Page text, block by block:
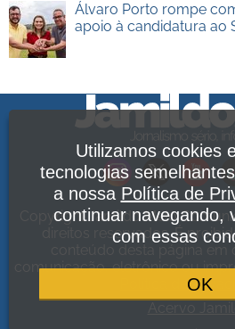
Álvaro Porto rompe
apoio à candidatura ao
Copyright Jamildo Melo
direitos reservados. É
conteúdo desta página em
comunicação, eletrônico ou
Política de
Utilizamos cookies
tecnologias
a nossa Política de
continuar navegando,
com essas
OK